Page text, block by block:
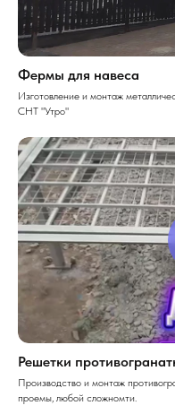
Фермы для навеса
Изготовление и монтаж
СНТ "Утро"
Решетки
Производство и монтаж
проемы, любой сложномти.